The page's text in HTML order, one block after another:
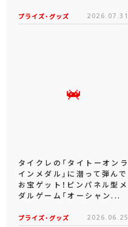
プライズ・グッズ 2026.07.31
タイクレの「タイトーオンラ
インメダル」に潜って弾んで
お宝ゲット！ピンパネル型メ
ダルゲーム「オーシャン...
プライズ・グッズ 2026.06.25